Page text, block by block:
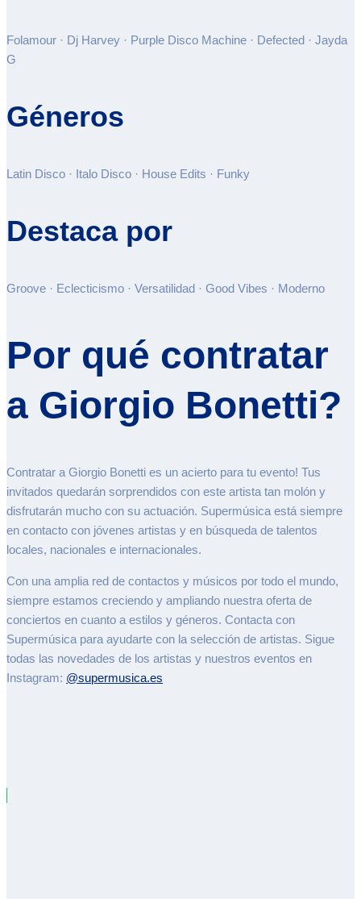
Folamour · Dj Harvey · Purple Disco Machine · Defected · Jayda
G
Géneros
Latin Disco · Italo Disco · House Edits · Funky
Destaca por
Groove · Eclecticismo · Versatilidad · Good Vibes · Moderno
Por qué contratar
a Giorgio Bonetti?
Contratar a Giorgio Bonetti es un acierto para tu evento! Tus
invitados quedarán sorprendidos con este artista tan molón y
disfrutarán mucho con su actuación. Supermúsica está siempre
en contacto con jóvenes artistas y en búsqueda de talentos
locales, nacionales e internacionales.
Con una amplia red de contactos y músicos por todo el mundo,
siempre estamos creciendo y ampliando nuestra oferta de
conciertos en cuanto a estilos y géneros. Contacta con
Supermúsica para ayudarte con la selección de artistas. Sigue
todas las novedades de los artistas y nuestros eventos en
Instagram: @supermusica.es